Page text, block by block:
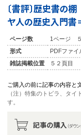
〔書評〕歴史書
ヤ人の歴史入門書
ページ数
1ページ
形式
PDFファ
雑誌掲載位置
５２頁目
ご購入の前に記事の内容と
（注）特集のトビラ、タ
す。
記事の購入 （ダウ